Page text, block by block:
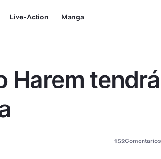
Live-Action Manga
Harem tendrá
152Comentarios